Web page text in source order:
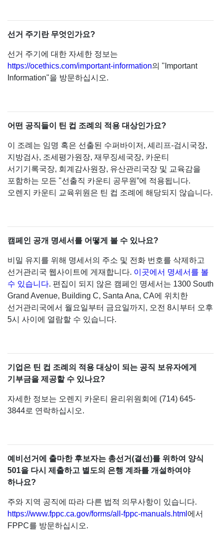
선거 주기란 무엇인가요?
선거 주기에 대한 자세한 정보는
https://ocethics.com/important-information의 "Important
Information"을 방문하십시오.
어떤 공직들이 틴 컵 조례의 적용 대상인가요?
이 조례는 임명 혹은 선출된 수퍼바이저, 셰리프-검시국장,
지방검사, 조세평가원장, 재무징세국장, 카운티
서기기록국장, 회계감사원장, 유산관리국장 및 교육감을
포함하는 모든 "선출직 카운티 공무원”에 적용됩니다.
오렌지 카운티 교육위원은 틴 컵 조례에 해당되지 않습니다.
캠페인 공개 명세서를 어떻게 볼 수 있나요?
비밀 유지를 위해 명세서의 주소 및 전화 번호를 삭제하고
선거관리국 웹사이트에 게재합니다. 이곳에서 명세서를 볼
수 있습니다. 편집이 되지 않은 캠페인 명세서는 1300 South
Grand Avenue, Building C, Santa Ana, CA에 위치한
선거관리국에서 월요일부터 금요일까지, 오전 8시부터 오후
5시 사이에 열람할 수 있습니다.
기업은 틴 컵 조례의 적용 대상이 되는 공직 보유자에게
기부금을 제공할 수 있나요?
자세한 정보는 오렌지 카운티 윤리위원회에 (714) 645-
3844로 연락하십시오.
예비선거에 출마한 후보자는 총선거(결선)를 위하여 양식
501을 다시 제출하고 별도의 은행 계좌를 개설하여야
하나요?
주와 지역 공직에 따라 다른 법적 의무사항이 있습니다.
https://www.fppc.ca.gov/forms/all-fppc-manuals.html 에서
FPPC를 방문하십시오.